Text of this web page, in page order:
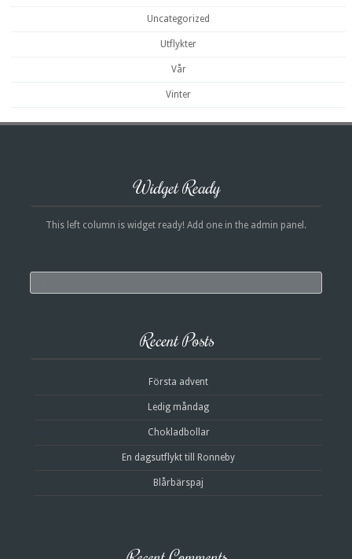
Uncategorized
Utflykter
Vår
Vinter
Widget Ready
This left column is widget ready! Add one in the admin panel.
Recent Posts
Första advent
Ledig måndag
Chokladbollar
En dagsutflykt till Ronneby
Blårbärspaj